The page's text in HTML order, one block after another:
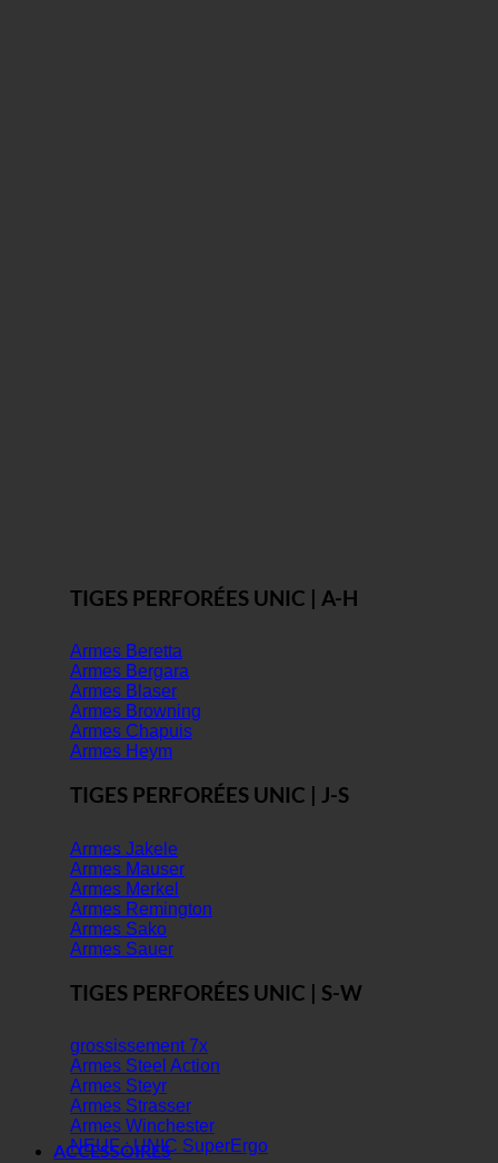
TIGES PERFORÉES UNIC | A-H
Armes Beretta
Armes Bergara
Armes Blaser
Armes Browning
Armes Chapuis
Armes Heym
TIGES PERFORÉES UNIC | J-S
Armes Jakele
Armes Mauser
Armes Merkel
Armes Remington
Armes Sako
Armes Sauer
TIGES PERFORÉES UNIC | S-W
grossissement 7x
Armes Steel Action
Armes Steyr
Armes Strasser
Armes Winchester
NEUF : UNIC SuperErgo
ACCESSOIRES